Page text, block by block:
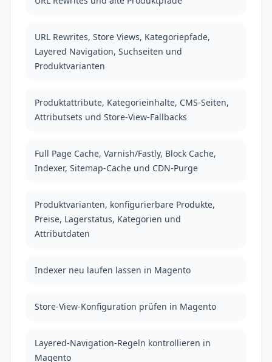
URL Rewrites, Store Views, Kategoriepfade,
Layered Navigation, Suchseiten und
Produktvarianten
Produktattribute, Kategorieinhalte, CMS-Seiten,
Attributsets und Store-View-Fallbacks
Full Page Cache, Varnish/Fastly, Block Cache,
Indexer, Sitemap-Cache und CDN-Purge
Produktvarianten, konfigurierbare Produkte,
Preise, Lagerstatus, Kategorien und
Attributdaten
Indexer neu laufen lassen in Magento
Store-View-Konfiguration prüfen in Magento
Layered-Navigation-Regeln kontrollieren in
Magento